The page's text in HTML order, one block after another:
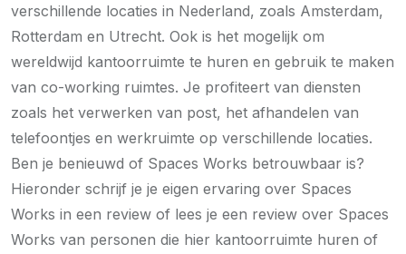
verschillende locaties in Nederland, zoals Amsterdam,
Rotterdam en Utrecht. Ook is het mogelijk om
wereldwijd kantoorruimte te huren en gebruik te maken
van co-working ruimtes. Je profiteert van diensten
zoals het verwerken van post, het afhandelen van
telefoontjes en werkruimte op verschillende locaties.
Ben je benieuwd of Spaces Works betrouwbaar is?
Hieronder schrijf je je eigen ervaring over Spaces
Works in een review of lees je een review over Spaces
Works van personen die hier kantoorruimte huren of